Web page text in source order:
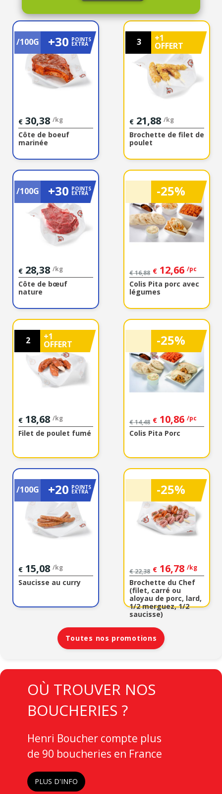
/100G +30 POINTS
EXTRA
€30,38 /kg
Côte de boeuf
marinée
3 +1
OFFERT
€21,88 /kg
Brochette de filet de
poulet
/100G +30 POINTS
EXTRA
€28,38 /kg
Côte de bœuf
nature
-25%
€16,88 €12,66 /pc
Colis Pita porc avec
légumes
2 +1
OFFERT
€18,68 /kg
Filet de poulet fumé
-25%
€14,48 €10,86 /pc
Colis Pita Porc
/100G +20 POINTS
EXTRA
€15,08 /kg
Saucisse au curry
-25%
€22,38 €16,78 /kg
Brochette du Chef
(filet, carré ou
aloyau de porc, lard,
1/2 merguez, 1/2
saucisse)
Toutes nos promotions
TITRE
OÙ TROUVER NOS
BOUCHERIES ?
Contenu
Henri Boucher compte plus
de 90 boucheries en France
PLUS D'INFO